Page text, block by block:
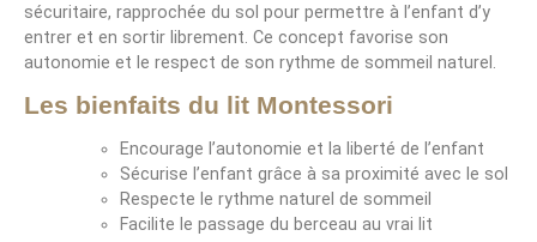
sécuritaire, rapprochée du sol pour permettre à l’enfant d’y
entrer et en sortir librement. Ce concept favorise son
autonomie et le respect de son rythme de sommeil naturel.
Les bienfaits du lit Montessori
Encourage l’autonomie et la liberté de l’enfant
Sécurise l’enfant grâce à sa proximité avec le sol
Respecte le rythme naturel de sommeil
Facilite le passage du berceau au vrai lit